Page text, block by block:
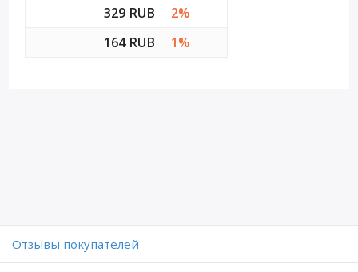
329 RUB
2%
164 RUB
1%
Отзывы покупателей